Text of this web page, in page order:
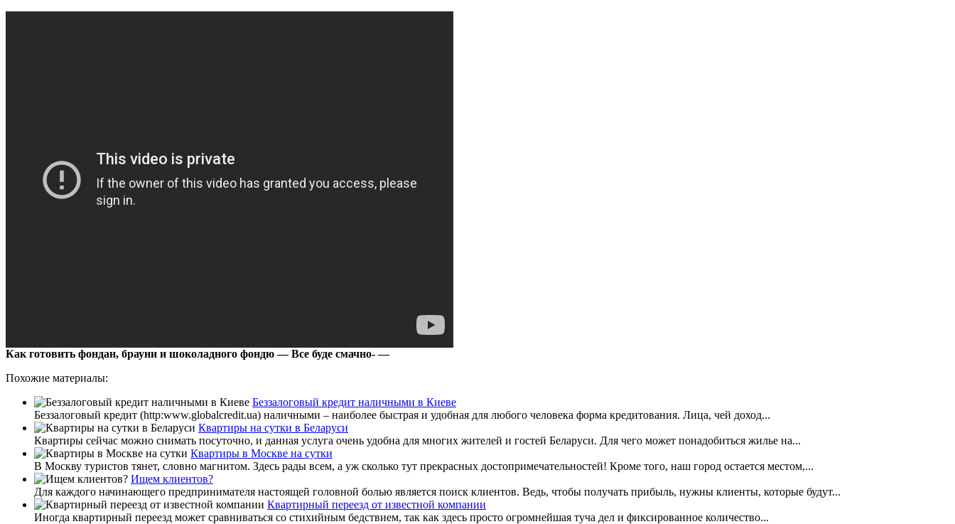
Как готовить фондан, брауни и шоколадного фондю — Все буде смачно- —
Похожие материалы:
Беззалоговый кредит наличными в Киеве
Беззалоговый кредит (http:www.globalcredit.ua) наличными – наиболее быстрая и удобная для любого человека форма кредитования. Лица, чей доход...
Квартиры на сутки в Беларуси
Квартиры сейчас можно снимать посуточно, и данная услуга очень удобна для многих жителей и гостей Беларуси. Для чего может понадобиться жилье на...
Квартиры в Москве на сутки
В Москву туристов тянет, словно магнитом. Здесь рады всем, а уж сколько тут прекрасных достопримечательностей! Кроме того, наш город остается местом,...
Ищем клиентов?
Для каждого начинающего предпринимателя настоящей головной болью является поиск клиентов. Ведь, чтобы получать прибыль, нужны клиенты, которые будут...
Квартирный переезд от известной компании
Иногда квартирный переезд может сравниваться со стихийным бедствием, так как здесь просто огромнейшая туча дел и фиксированное количество...